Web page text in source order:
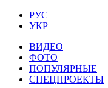
РУС
УКР
ВИДЕО
ФОТО
ПОПУЛЯРНЫЕ
СПЕЦПРОЕКТЫ